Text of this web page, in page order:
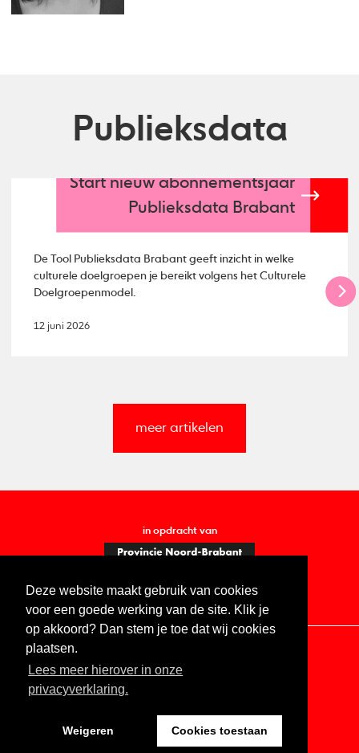
Deze website maakt gebruik van cookies
voor een goede werking van de site. Klik je
op akkoord? Dan stem je toe dat wij cookies
plaatsen.
Lees meer hierover in onze
privacyverklaring.
Weigeren Cookies toestaan
Publieksdata
Start nieuw abonnementsjaar
Publieksdata Brabant
De Tool Publieksdata Brabant geeft inzicht in welke
culturele doelgroepen je bereikt volgens het Culturele
Doelgroepenmodel.
12 juni 2026
meer artikelen
in opdracht van
Contact Vacatures ANBI
Digitale toegankelijkheid